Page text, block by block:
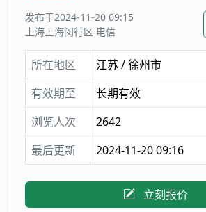
发布于2024-11-20 09:15
上海上海闵行区 电信
所在地区
江苏 / 徐州市
有效期至
长期有效
浏览人次
2642
最后更新
2024-11-20 09:16
立刻报价